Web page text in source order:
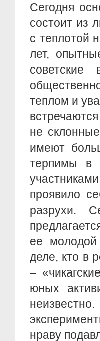
Сегодня
состоит из
с теплотой
лет,
теплом и
не
имеют
терпимы в
проявило
разрухи.
ее
деле, кто в
–
юных
нраву